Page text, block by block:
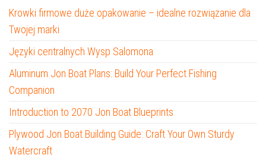
Krowki firmowe duże opakowanie – idealne rozwiązanie dla
Twojej marki
Języki centralnych Wysp Salomona
Aluminum Jon Boat Plans: Build Your Perfect Fishing
Companion
Introduction to 2070 Jon Boat Blueprints
Plywood Jon Boat Building Guide: Craft Your Own Sturdy
Watercraft